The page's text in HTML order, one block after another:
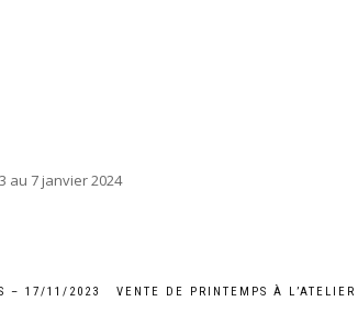
au 7 janvier 2024
– 17/11/2023 VENTE DE PRINTEMPS À